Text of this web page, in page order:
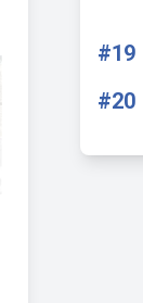
#19
#20